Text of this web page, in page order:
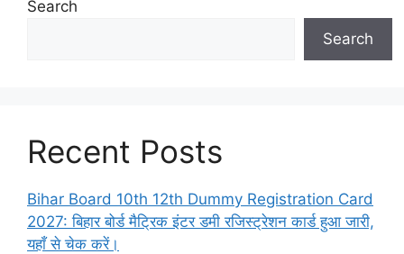
Search
Search
Recent Posts
Bihar Board 10th 12th Dummy Registration Card
2027: बिहार बोर्ड मैट्रिक इंटर डमी रजिस्ट्रेशन कार्ड हुआ जारी,
यहाँ से चेक करें।